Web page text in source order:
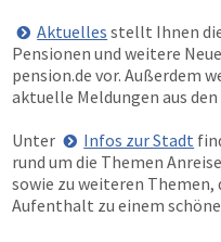
Aktuelles stellt Ihnen
Pensionen und weitere
pension.de vor. Außerdem
aktuelle Meldungen aus
Unter
Infos zur Stadt
rund um die Themen
sowie zu weiteren
Aufenthalt zu einem